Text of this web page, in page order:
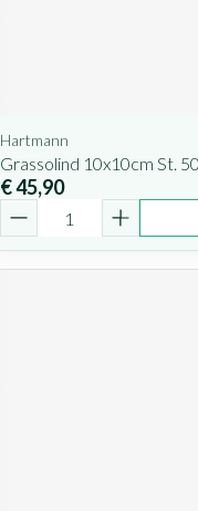
Hartmann
Grassolind 10x10cm St.
€ 45,90